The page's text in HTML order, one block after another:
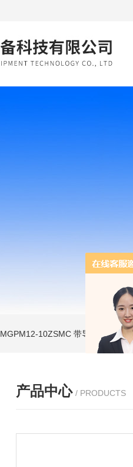
MGPM12-10ZSMC 带导杆薄型气缸
产品中心 / PRODUCTS